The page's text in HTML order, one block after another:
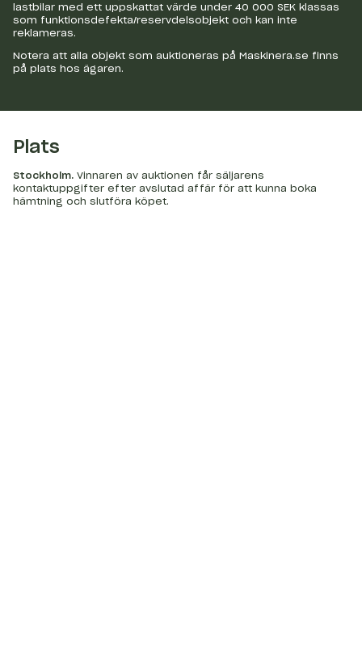
lastbilar med ett uppskattat värde under 40 000 SEK klassas
som funktionsdefekta/reservdelsobjekt och kan inte
reklameras.
Notera att alla objekt som auktioneras på Maskinera.se finns
på plats hos ägaren.
Plats
Stockholm. Vinnaren av auktionen får säljarens
kontaktuppgifter efter avslutad affär för att kunna boka
hämtning och slutföra köpet.